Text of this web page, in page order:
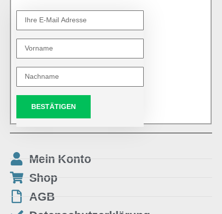
BESTÄTIGEN
Mein Konto
Shop
AGB